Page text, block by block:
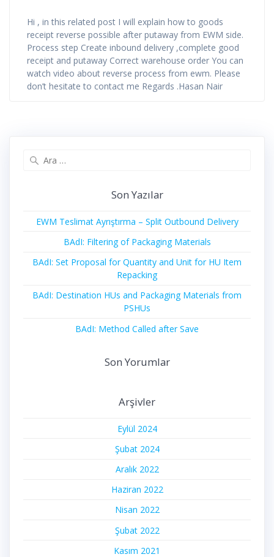
Hi , in this related post I will explain how to goods
receipt reverse possible after putaway from EWM side.
Process step Create inbound delivery ,complete good
receipt and putaway Correct warehouse order You can
watch video about reverse process from ewm. Please
don’t hesitate to contact me Regards .Hasan Nair
Son Yazılar
EWM Teslimat Ayrıştırma – Split Outbound Delivery
BAdI: Filtering of Packaging Materials
BAdI: Set Proposal for Quantity and Unit for HU Item
Repacking
BAdI: Destination HUs and Packaging Materials from
PSHUs
BAdI: Method Called after Save
Son Yorumlar
Arşivler
Eylül 2024
Şubat 2024
Aralık 2022
Haziran 2022
Nisan 2022
Şubat 2022
Kasım 2021